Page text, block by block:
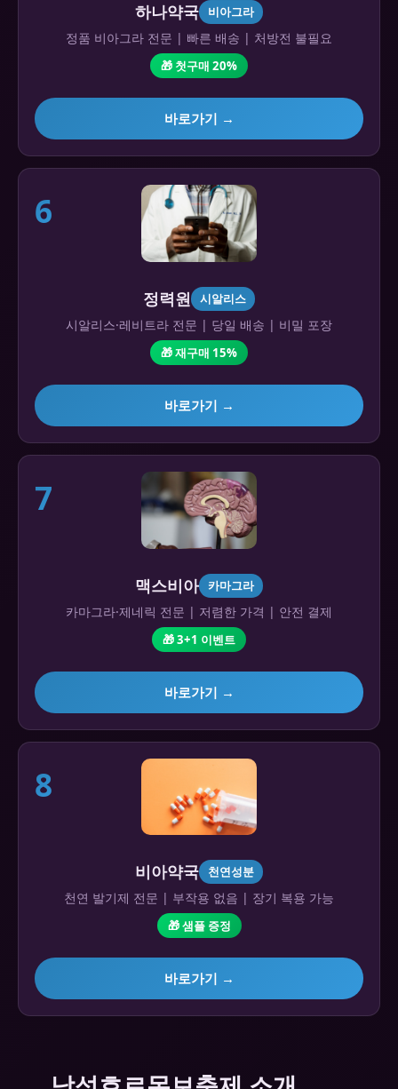
하나약국 비아그라
정품 비아그라 전문 | 빠른 배송 | 처방전 불필요
🎁 첫구매 20%
바로가기 →
6
정력원 시알리스
시알리스·레비트라 전문 | 당일 배송 | 비밀 포장
🎁 재구매 15%
바로가기 →
7
맥스비아 카마그라
카마그라·제네릭 전문 | 저렴한 가격 | 안전 결제
🎁 3+1 이벤트
바로가기 →
8
비아약국 천연성분
천연 발기제 전문 | 부작용 없음 | 장기 복용 가능
🎁 샘플 증정
바로가기 →